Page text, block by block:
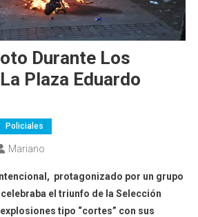
Durante Los
Plaza Eduardo
Policiales
Mariano
protagonizado por un grupo
el triunfo de la Selección
tipo “cortes” con sus